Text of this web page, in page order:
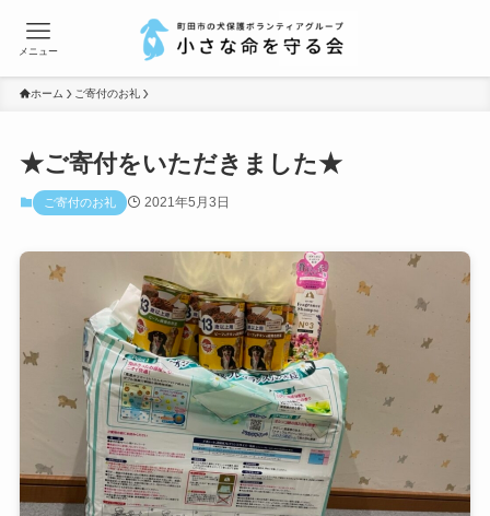
メニュー
ホーム ご寄付のお礼
★ご寄付をいただきました★
ご寄付のお礼 2021年5月3日